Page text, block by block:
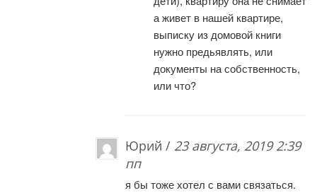
а живет в нашей квартире,
выписку из домовой книги
нужно предьявлять, или
документы на собственность,
или что?
Юрий / 23 августа, 2019 2:39
пп
я бы тоже хотел с вами связаться.